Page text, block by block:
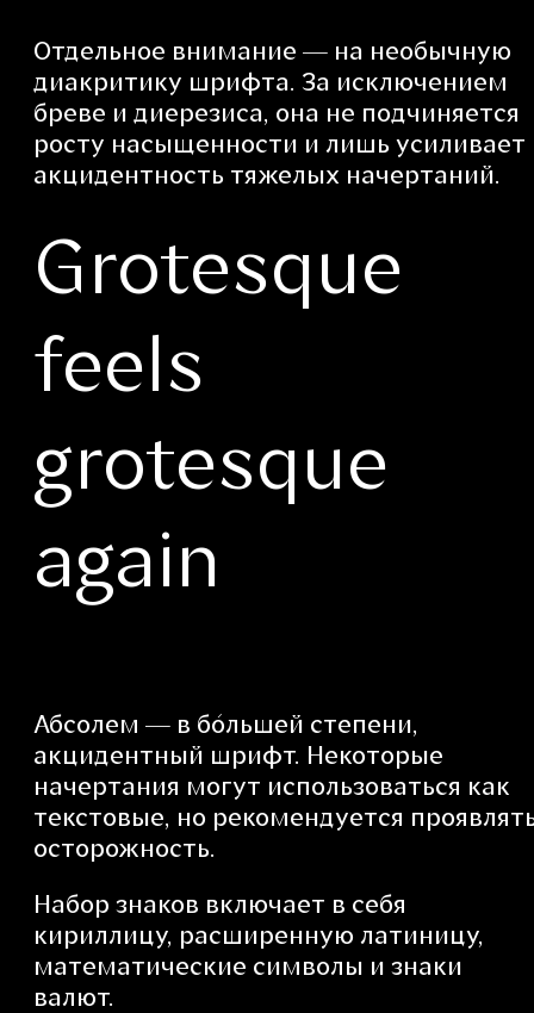
Отдельное внимание — на необычную
диакритику шрифта. За исключением
бреве и диерезиса, она не подчиняется
росту насыщенности и лишь усиливает
акцидентность тяжелых начертаний.
Grotesque
feels
grotesque
again
Абсолем — в бо́льшей степени,
акцидентный шрифт. Некоторые
начертания могут использоваться как
текстовые, но рекомендуется
осторожность.
Набор знаков включает в себя
кириллицу, расширенную латиницу,
математические символы и знаки
валют.